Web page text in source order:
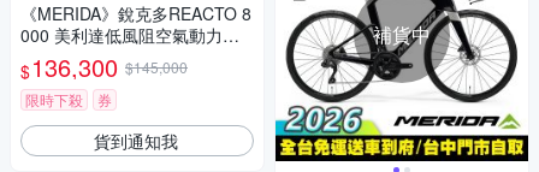
《MERIDA》銳克多REACTO 8
000 美利達低風阻空氣動力碳
纖跑車/公路車 無附踏板/Ultegr
a電變/一體式把手/碳纖輪組/美
利達2026
$136,300 $145,000
限時下殺
券
貨到通知我
補貨中